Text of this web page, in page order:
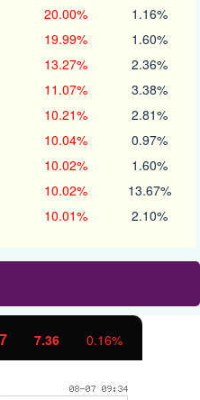
20.00% 1.16%
19.99% 1.60%
13.27% 2.36%
11.07% 3.38%
10.21% 2.81%
10.04% 0.97%
10.02% 1.60%
10.02% 13.67%
10.01% 2.10%
1119.01 -3.86